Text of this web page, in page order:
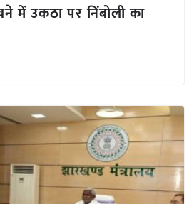
में उकठा पर निंबोली का